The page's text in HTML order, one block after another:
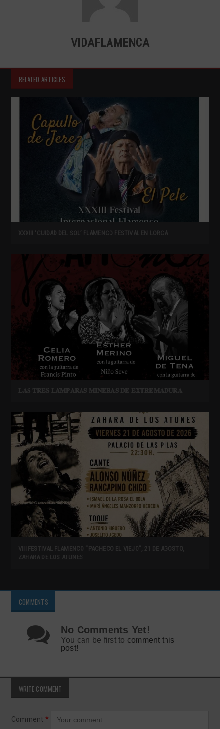
VIDAFLAMENCA
RELATED ARTICLES
XXXIII ‘CUIDAD DEL SOL’ FLAMENCO FESTIVAL EN LORCA
𝐋𝐀𝐒 𝐓𝐑𝐄𝐒 𝐋𝐀́𝐌𝐏𝐀𝐑𝐀𝐒 𝐌𝐈𝐍𝐄𝐑𝐀𝐒 𝐃𝐄 𝐄𝐗𝐓𝐑𝐄𝐌𝐀𝐃𝐔𝐑𝐀
VIII FESTIVAL FLAMENCO “PACHECO EL VIEJO”, 21 DE AGOSTO,
ZAHARA DE LOS ATUNES
COMMENTS
No Comments Yet!
You can be first to comment this
post!
WRITE COMMENT
Comment *